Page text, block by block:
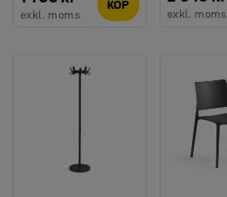
exkl. moms
KÖP
exkl. moms